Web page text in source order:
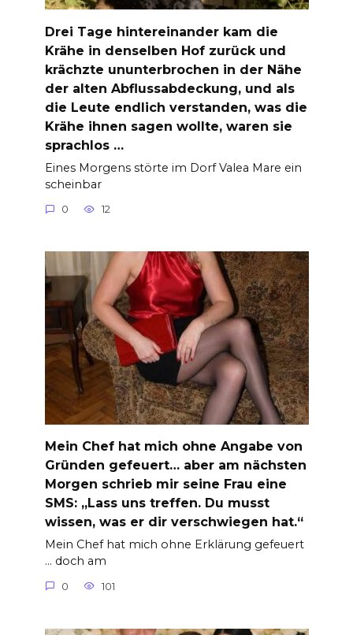
Drei Tage hintereinander kam die
Krähe in denselben Hof zurück und
krächzte ununterbrochen in der Nähe
der alten Abflussabdeckung, und als
die Leute endlich verstanden, was die
Krähe ihnen sagen wollte, waren sie
sprachlos …
Eines Morgens störte im Dorf Valea Mare ein
scheinbar
0 12
Mein Chef hat mich ohne Angabe von
Gründen gefeuert… aber am nächsten
Morgen schrieb mir seine Frau eine
SMS: „Lass uns treffen. Du musst
wissen, was er dir verschwiegen hat.“
Mein Chef hat mich ohne Erklärung gefeuert
… doch am
0 101